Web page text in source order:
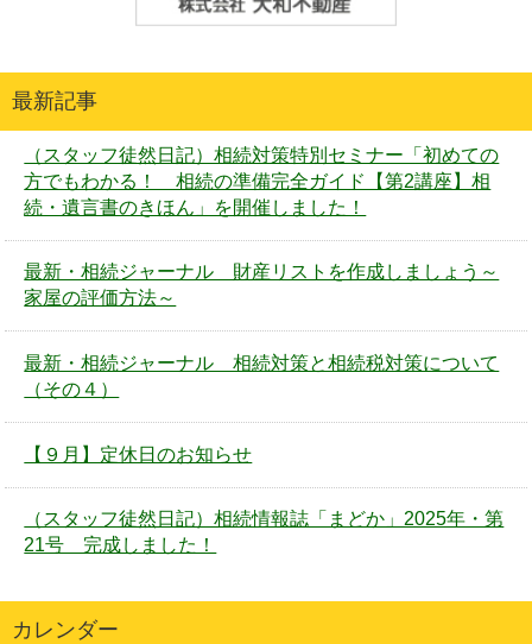
最新記事
（スタッフ徒然日記）相続対策特別セミナー「初めての
方でもわかる！ 相続の準備完全ガイド【第2講座】相
続・遺言書のきほん」を開催しました！
最新・相続ジャーナル 財産リストを作成しましょう～
家屋の評価方法～
最新・相続ジャーナル 相続対策と相続税対策について
（その４）
【９月】定休日のお知らせ
（スタッフ徒然日記）相続情報誌「まどか」2025年・第
21号 完成しました！
カレンダー